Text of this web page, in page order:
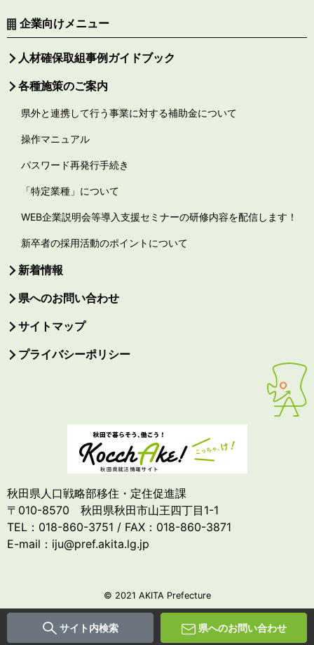
サイト内検索 県へのお問い合わせ
企業向けメニュー
人材確保取組事例ガイドブック
各種施策のご案内
県外と連携して行う事業に対する補助金について
操作マニュアル
パスワード再発行手続き
「特定業種」について
WEB企業説明会等導入支援セミナーの研修内容を配信します！
新卒者の採用活動のポイントについて
新着情報
県へのお問い合わせ
サイトマップ
プライバシーポリシー
秋田県人口戦略部移住・定住促進課
〒010-8570 秋田県秋田市山王四丁目1-1
TEL：018-860-3751 / FAX：018-860-3871
E-mail：iju@pref.akita.lg.jp
© 2021 AKITA Prefecture